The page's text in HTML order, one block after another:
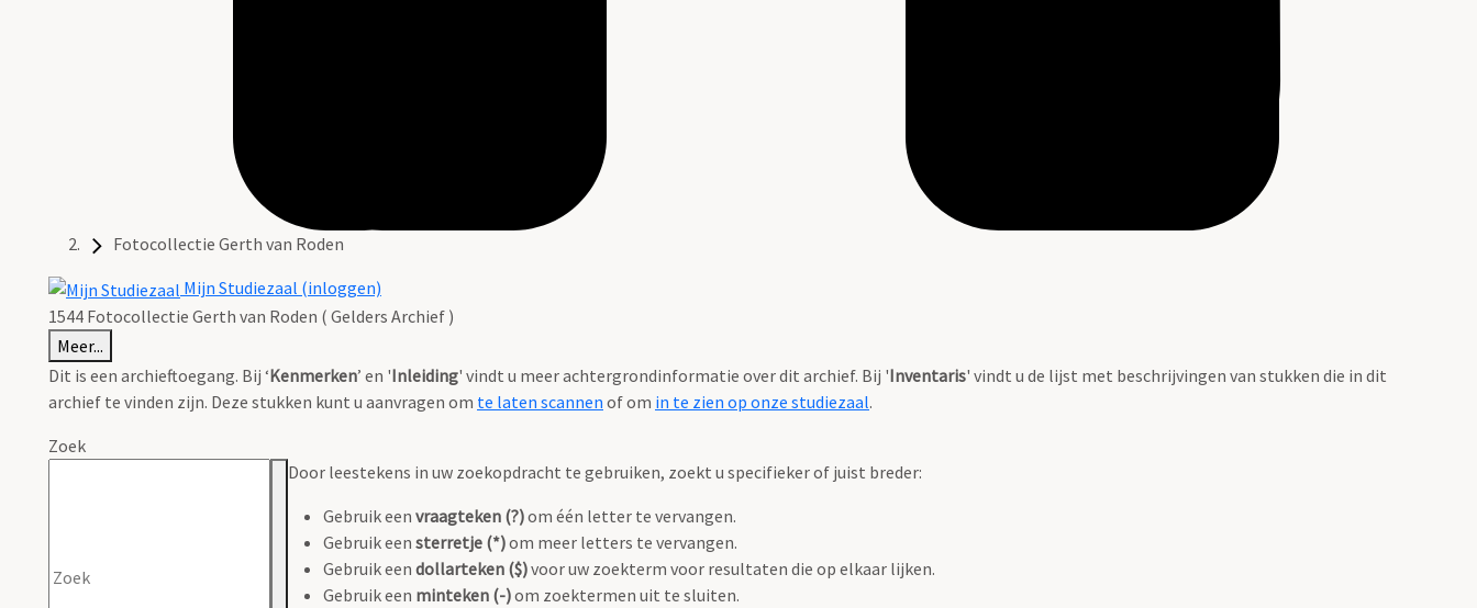
Fotocollectie Gerth van Roden
Mijn Studiezaal (inloggen)
1544 Fotocollectie Gerth van Roden ( Gelders Archief )
Meer...
Dit is een archieftoegang. Bij ‘Kenmerken’ en 'Inleiding' vindt u meer achtergrondinformatie over dit archief. Bij 'Inventaris' vindt u de lijst met beschrijvingen van stukken die in dit
archief te vinden zijn. Deze stukken kunt u aanvragen om te laten scannen of om in te zien op onze studiezaal.
Zoek
Door leestekens in uw zoekopdracht te gebruiken, zoekt u specifieker of juist breder:
Gebruik een vraagteken (?)om één letter te vervangen.
Gebruik een sterretje (*)om meer letters te vervangen.
Gebruik een dollarteken ($)voor uw zoekterm voor resultaten die op elkaar lijken.
Gebruik een minteken (-)om zoektermen uit te sluiten.